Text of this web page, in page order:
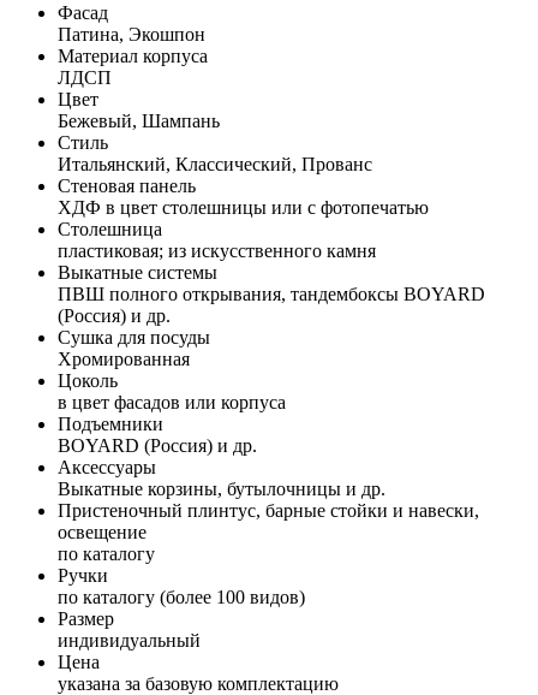
Фасад
Патина, Экошпон
Материал корпуса
ЛДСП
Цвет
Бежевый, Шампань
Стиль
Итальянский, Классический, Прованс
Стеновая панель
ХДФ в цвет столешницы или с фотопечатью
Столешница
пластиковая; из искусственного камня
Выкатные системы
ПВШ полного открывания, тандембоксы BOYARD
(Россия) и др.
Сушка для посуды
Хромированная
Цоколь
в цвет фасадов или корпуса
Подъемники
BOYARD (Россия) и др.
Аксессуары
Выкатные корзины, бутылочницы и др.
Пристеночный плинтус, барные стойки и навески,
освещение
по каталогу
Ручки
по каталогу (более 100 видов)
Размер
индивидуальный
Цена
указана за базовую комплектацию